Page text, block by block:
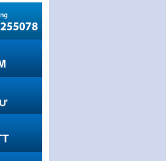
Tài…
kiện,
hiệu
số